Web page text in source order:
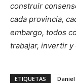
construir
cada provincia,
embargo, todos
trabajar, invertir y
ETIQUETAS Daniel